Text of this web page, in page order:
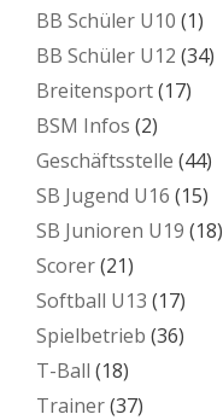
BB Schüler U10 (1)
BB Schüler U12 (34)
Breitensport(17)
BSM Infos (2)
Geschäftsstelle (44)
SB Jugend U16 (15)
SB Junioren U19 (18)
Scorer(21)
Softball U13 (17)
Spielbetrieb (36)
T-Ball (18)
Trainer(37)